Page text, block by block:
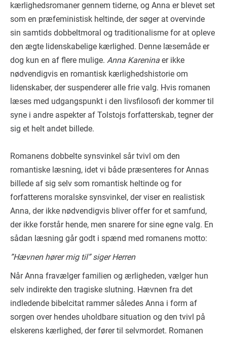
kærlighedsromaner gennem tiderne, og Anna er blevet set
som en præfeministisk heltinde, der søger at overvinde
sin samtids dobbeltmoral og traditionalisme for at opleve
den ægte lidenskabelige kærlighed. Denne læsemåde er
dog kun en af flere mulige. Anna Karenina er ikke
nødvendigvis en romantisk kærlighedshistorie om
lidenskaber, der suspenderer alle frie valg. Hvis romanen
læses med udgangspunkt i den livsfilosofi der kommer til
syne i andre aspekter af Tolstojs forfatterskab, tegner der
sig et helt andet billede.
Romanens dobbelte synsvinkel sår tvivl om den
romantiske læsning, idet vi både præsenteres for Annas
billede af sig selv som romantisk heltinde og for
forfatterens moralske synsvinkel, der viser en realistisk
Anna, der ikke nødvendigvis bliver offer for et samfund,
der ikke forstår hende, men snarere for sine egne valg. En
sådan læsning går godt i spænd med romanens motto:
”Hævnen hører mig til” siger Herren
Når Anna fravælger familien og ærligheden, vælger hun
selv indirekte den tragiske slutning. Hævnen fra det
indledende bibelcitat rammer således Anna i form af
sorgen over hendes uholdbare situation og den tvivl på
elskerens kærlighed, der fører til selvmordet. Romanen